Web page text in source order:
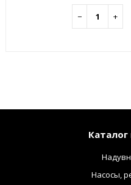
− +
Насосы,